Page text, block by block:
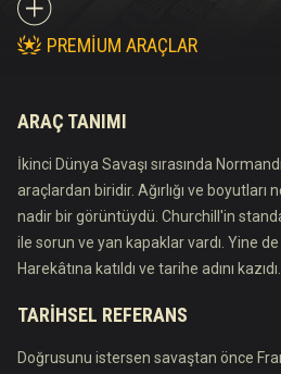
PREMIUM ARAÇLAR
ARAÇ TANIMI
İkinci Dünya Savaşı sırasında
araçlardan biridir. Ağırlığı ve boyutları
nadir bir görüntüydü. Churchill'in
ile sorun ve yan kapaklar vardı. Yine
Harekâtına katıldı ve tarihe adını kazıdı.
TARIHSEL REFERANS
Doğrusunu istersen savaştan önce